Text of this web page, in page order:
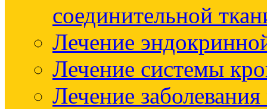
соединительной
Лечение
Лечение системы
Лечение